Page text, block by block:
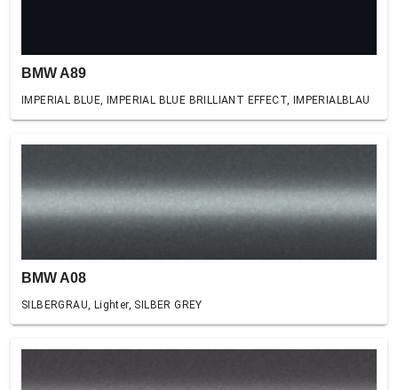
BMW A89
IMPERIAL BLUE, IMPERIAL BLUE BRILLIANT EFFECT, IMPERIALBLAU
BMW A08
SILBERGRAU, Lighter, SILBER GREY